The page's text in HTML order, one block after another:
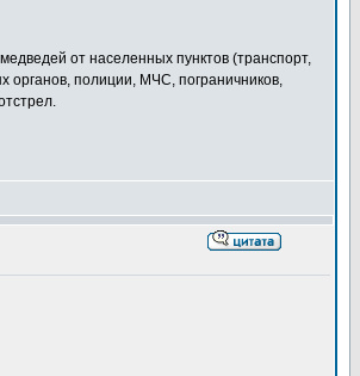
от населенных пунктов (транспорт,
органов, полиции, МЧС, пограничников,